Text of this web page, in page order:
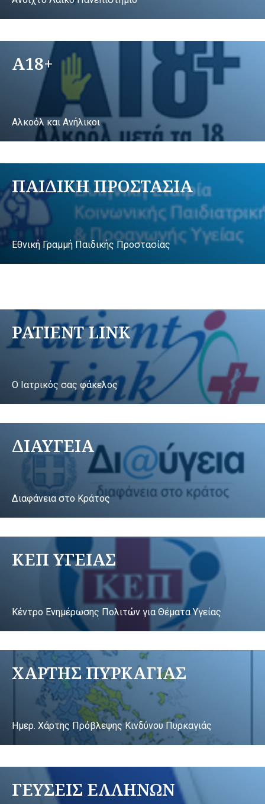
A18+
Αλκοόλ και Ανήλικοι
ΠΑΙΔΙΚΗ ΠΡΟΣΤΑΣΙΑ
Εθνική Γραμμή Παιδικής Προστασίας
PATIENT LINK
Ο Ιατρικός σας φάκελος
ΔΙΑΥΓΕΙΑ
Διαφάνεια στο Κράτος
ΚΕΠ ΥΓΕΙΑΣ
Κέντρο Ενημέρωσης Πολιτών για Θέματα Υγείας
ΧΑΡΤΗΣ ΠΥΡΚΑΓΙΑΣ
Ημερ. Χάρτης Πρόβλεψης Κινδύνου Πυρκαγιάς
ΓΕΥΣΕΙΣ ΕΛΛΗΝΩΝ